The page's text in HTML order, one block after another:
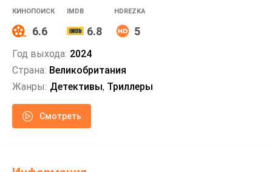
КИНОПОИСК
6.6
IMDB
6.8
HDREZKA
5
Год выхода: 2024
Страна: Великобритания
Жанры: Детективы, Триллеры
Смотреть